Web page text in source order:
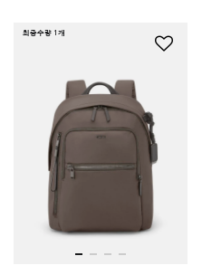
최종수량 1개